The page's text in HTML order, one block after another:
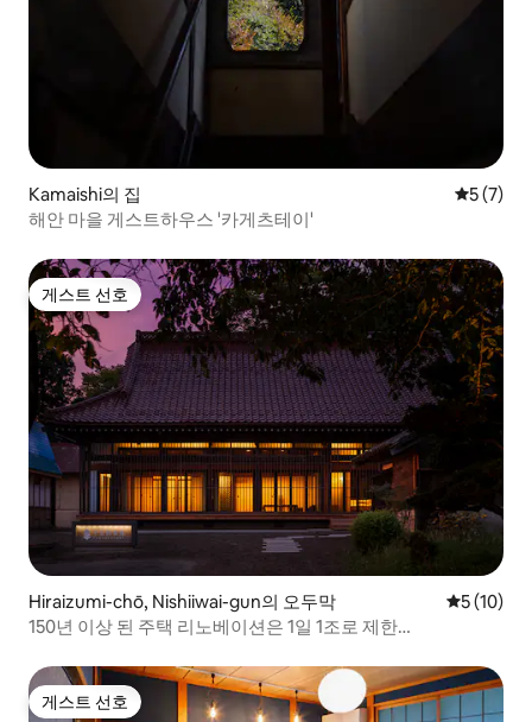
Kamaishi의 집 평점 5점
5 (7)
해안 마을 게스트하우스 '카게츠테이'
게스트 선호
게스트 선호
Hiraizumi-chō, Nishiiwai-gun의 오두막 평점 5점
5 (10)
150년 이상 된 주택 리노베이션은 1일 1조로 제한
게스트 선호
게스트 선호